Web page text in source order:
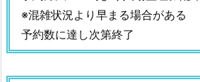
ウ
ペ
ン
※混雑状況より早まる場合がある
予約数に達し次第終了